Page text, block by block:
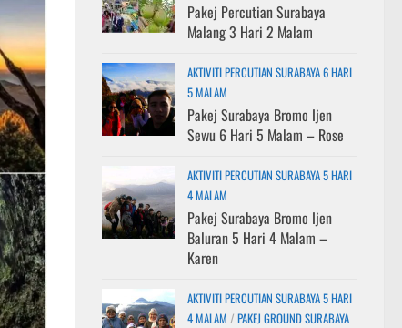
Pakej Percutian Surabaya
Malang 3 Hari 2 Malam
AKTIVITI PERCUTIAN SURABAYA 6 HARI
5 MALAM
Pakej Surabaya Bromo Ijen
Sewu 6 Hari 5 Malam – Rose
AKTIVITI PERCUTIAN SURABAYA 5 HARI
4 MALAM
Pakej Surabaya Bromo Ijen
Baluran 5 Hari 4 Malam –
Karen
AKTIVITI PERCUTIAN SURABAYA 5 HARI
4 MALAM / PAKEJ GROUND SURABAYA